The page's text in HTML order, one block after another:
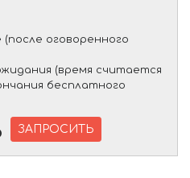
оговоренного
(время считается
бесплатного
ЗАПРОСИТЬ